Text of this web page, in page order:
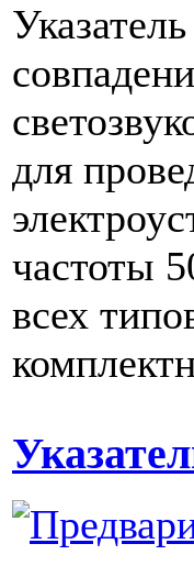
для
частоты
всех